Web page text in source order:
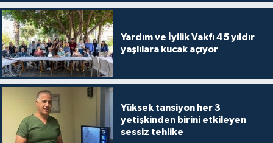
Yardım ve İyilik Vakfı 45 yıldır
yaşlılara kucak açıyor
Yüksek tansiyon her 3
yetişkinden birini etkileyen
sessiz tehlike